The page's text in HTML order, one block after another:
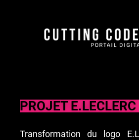
PROJET E.LECLERC
Transformation du logo